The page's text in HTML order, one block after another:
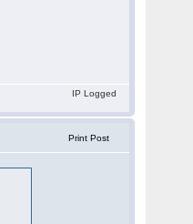
IP Logged
Print Post